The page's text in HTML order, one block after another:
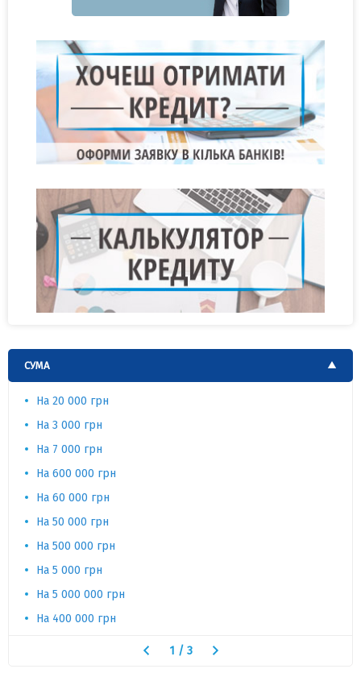
СУМА
На 20 000 грн
На 3 000 грн
На 7 000 грн
На 600 000 грн
На 60 000 грн
На 50 000 грн
На 500 000 грн
На 5 000 грн
На 5 000 000 грн
На 400 000 грн
1 / 3